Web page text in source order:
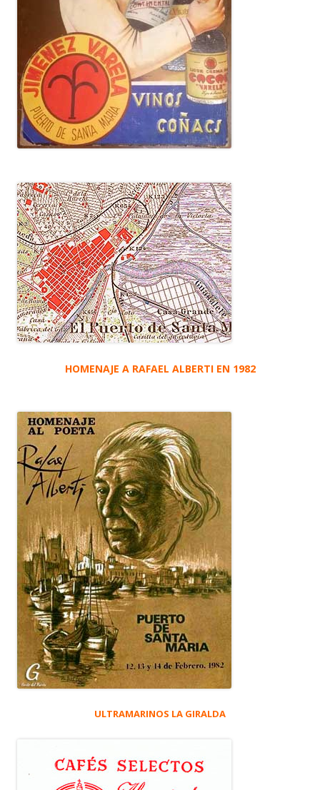
HOMENAJE A RAFAEL ALBERTI EN 1982
ULTRAMARINOS LA GIRALDA